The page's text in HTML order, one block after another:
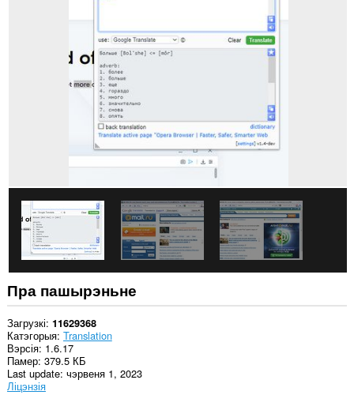
некаторых
вэб-
сайтах.
Гэта
пашырэнне
можа
мець
доступ
да
вашых
дадзеных,
якія
вы
капіруеце
Пра пашырэньне
Загрузкі 11629368
Катэгорыя Translation
Вэрсія 1.6.17
Памер 379.5 КБ
Last update чэрвеня 1, 2023
Ліцэнзія